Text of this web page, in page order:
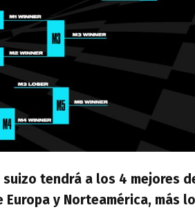
tendrá a los 4 mejores
Europa y Norteamérica, más